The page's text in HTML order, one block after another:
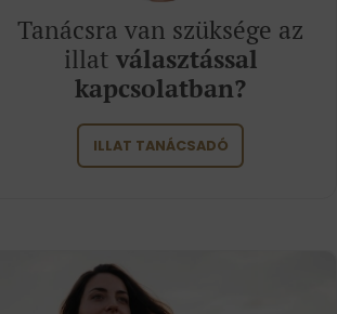
Tanácsra van szüksége az
illat választással
kapcsolatban?
ILLAT TANÁCSADÓ